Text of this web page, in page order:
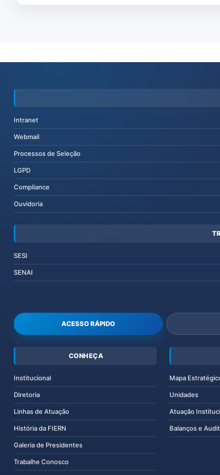
Intranet
Webmail
Processos de Seleção
LGPD
Compliance
Ouvidoria
SESI
SENAI
ACESSO RÁPIDO
CONHEÇA
Institucional
Diretoria
Linhas de Atuação
História da FIERN
Galeria de Presidentes
Trabalhe Conosco
Mapa
Unidades
Atuação
Balanços e